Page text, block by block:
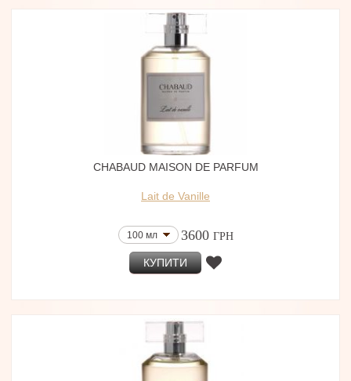
CHABAUD MAISON DE PARFUM
Lait de Vanille
100 мл 3600 ГРН
КУПИТИ